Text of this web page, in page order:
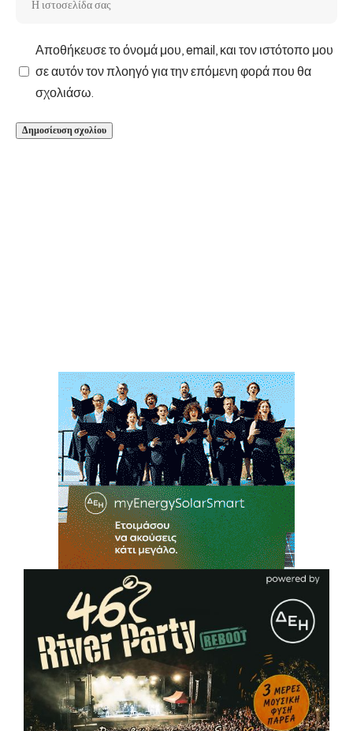
Αποθήκευσε το όνομά μου, email, και τον ιστότοπο μου
σε αυτόν τον πλοηγό για την επόμενη φορά που θα
σχολιάσω.